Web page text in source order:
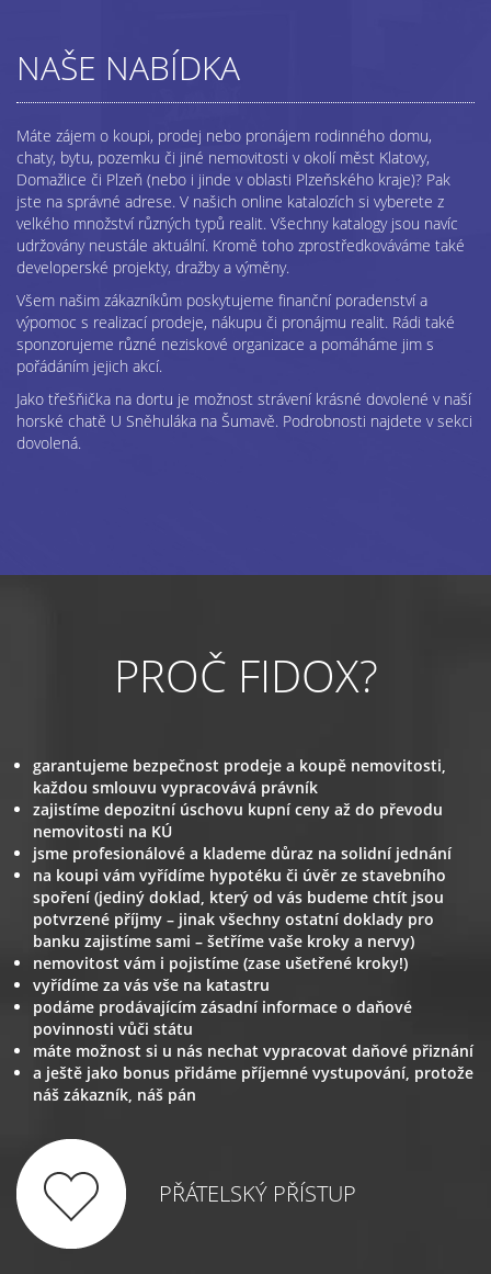
NAŠE NABÍDKA
Máte zájem o koupi, prodej nebo pronájem rodinného domu,
chaty, bytu, pozemku či jiné nemovitosti v okolí měst Klatovy,
Domažlice či Plzeň (nebo i jinde v oblasti Plzeňského kraje)? Pak
jste na správné adrese. V našich online katalozích si vyberete z
velkého množství různých typů realit. Všechny katalogy jsou navíc
udržovány neustále aktuální. Kromě toho zprostředkováváme také
developerské projekty, dražby a výměny.
Všem našim zákazníkům poskytujeme finanční poradenství a
výpomoc s realizací prodeje, nákupu či pronájmu realit. Rádi také
sponzorujeme různé neziskové organizace a pomáháme jim s
pořádáním jejich akcí.
Jako třešňička na dortu je možnost strávení krásné dovolené v naší
horské chatě U Sněhuláka na Šumavě. Podrobnosti najdete v sekci
dovolená.
PROČ FIDOX?
garantujeme bezpečnost prodeje a koupě nemovitosti,
každou smlouvu vypracovává právník
zajistíme depozitní úschovu kupní ceny až do převodu
nemovitosti na KÚ
jsme profesionálové a klademe důraz na solidní jednání
na koupi vám vyřídíme hypotéku či úvěr ze stavebního
spoření (jediný doklad, který od vás budeme chtít jsou
potvrzené příjmy – jinak všechny ostatní doklady pro
banku zajistíme sami – šetříme vaše kroky a nervy)
nemovitost vám i pojistíme (zase ušetřené kroky!)
vyřídíme za vás vše na katastru
podáme prodávajícím zásadní informace o daňové
povinnosti vůči státu
máte možnost si u nás nechat vypracovat daňové přiznání
a ještě jako bonus přidáme příjemné vystupování, protože
náš zákazník, náš pán
PŘÁTELSKÝ PŘÍSTUP